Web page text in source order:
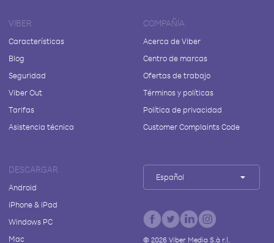
VIBER
Características
Blog
Seguridad
Viber Out
Tarifas
Asistencia técnica
COMPAÑÍA
Acerca de Viber
Centro de marcas
Ofertas de trabajo
Términos y políticas
Política de privacidad
Customer Complaints Code
DESCARGAR
Android
iPhone & iPad
Windows PC
Mac
Español
© 2026Viber Media S.à r.l.